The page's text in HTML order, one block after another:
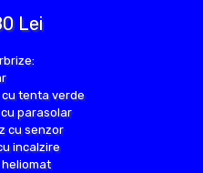
Lei
tenta verde
parasolar
cu senzor
incalzire
heliomat